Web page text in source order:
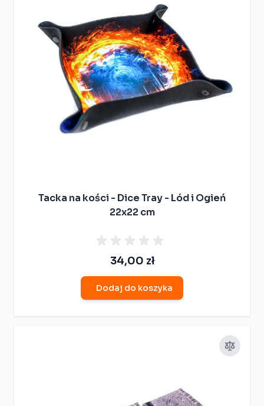
Tacka na kości - Dice Tray - Lód i Ogień
22x22 cm
34,00 zł
Dodaj do koszyka